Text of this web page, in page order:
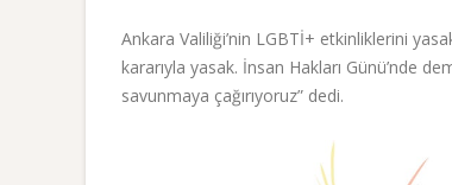
Ankara Valiliği’nin LGBTİ+ etkinliklerini
kararıyla yasak. İnsan Hakları Günü’nde
savunmaya çağırıyoruz” dedi.